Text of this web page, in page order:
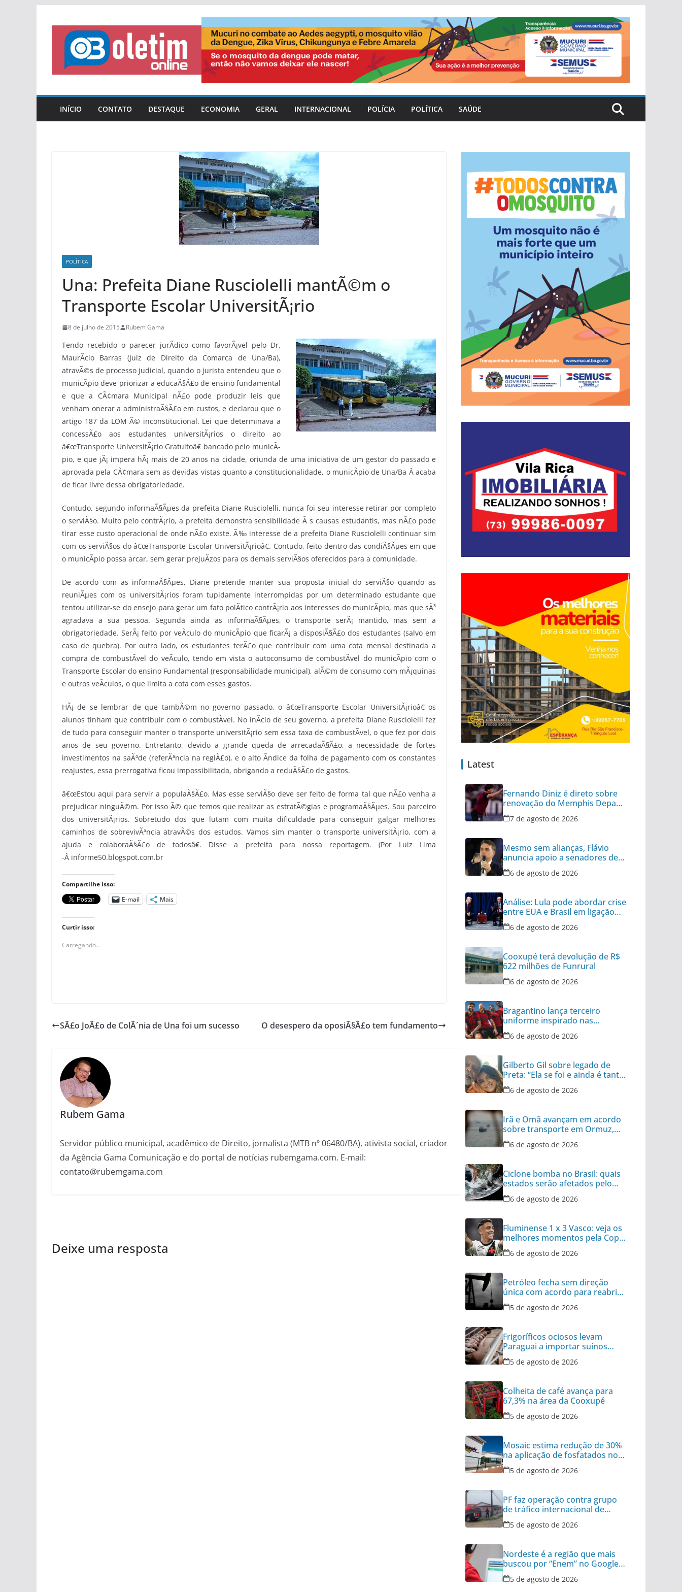
para
conteúdo
INÍCIO CONTATO DESTAQUE ECONOMIA GERAL INTERNACIONAL POLÍCIA POLÍTICA SAÚDE
POLÍ­TICA
Una: Prefeita Diane Rusciolelli mantÃ©m o
Transporte Escolar UniversitÃ¡rio
8 de julho de 2015 Rubem Gama
Tendo recebido o parecer jurÃ­dico como favorÃ¡vel pelo Dr.
MaurÃ­cio Barras (Juiz de Direito da Comarca de Una/Ba),
atravÃ©s de processo judicial, quando o jurista entendeu que o
municÃ­pio deve priorizar a educaÃ§Ã£o de ensino fundamental
e que a CÃ¢mara Municipal nÃ£o pode produzir leis que
venham onerar a administraÃ§Ã£o em custos, e declarou que o
artigo 187 da LOM Ã© inconstitucional. Lei que determinava a
concessÃ£o aos estudantes universitÃ¡rios o direito ao
â€œTransporte UniversitÃ¡rio Gratuitoâ€ bancado pelo municÃ­
pio, e que jÃ¡ impera hÃ¡ mais de 20 anos na cidade, oriunda de uma iniciativa de um gestor do passado e
aprovada pela CÃ¢mara sem as devidas vistas quanto a constitucionalidade, o municÃ­pio de Una/Ba Â acaba
de ficar livre dessa obrigatoriedade.
Contudo, segundo informaÃ§Ãµes da prefeita Diane Rusciolelli, nunca foi seu interesse retirar por completo
o serviÃ§o. Muito pelo contrÃ¡rio, a prefeita demonstra sensibilidade Ã s causas estudantis, mas nÃ£o pode
tirar esse custo operacional de onde nÃ£o existe. Ã‰ interesse de a prefeita Diane Rusciolelli continuar sim
com os serviÃ§os do â€œTransporte Escolar UniversitÃ¡rioâ€. Contudo, feito dentro das condiÃ§Ãµes em que
o municÃ­pio possa arcar, sem gerar prejuÃ­zos para os demais serviÃ§os oferecidos para a comunidade.
De acordo com as informaÃ§Ãµes, Diane pretende manter sua proposta inicial do serviÃ§o quando as
reuniÃµes com os universitÃ¡rios foram tupidamente interrompidas por um determinado estudante que
tentou utilizar-se do ensejo para gerar um fato polÃ­tico contrÃ¡rio aos interesses do municÃ­pio, mas que sÃ³
agradava a sua pessoa. Segunda ainda as informaÃ§Ãµes, o transporte serÃ¡ mantido, mas sem a
obrigatoriedade. SerÃ¡ feito por veÃ­culo do municÃ­pio que ficarÃ¡ a disposiÃ§Ã£o dos estudantes (salvo em
caso de quebra). Por outro lado, os estudantes terÃ£o que contribuir com uma cota mensal destinada a
compra de combustÃ­vel do veÃ­culo, tendo em vista o autoconsumo de combustÃ­vel do municÃ­pio com o
Transporte Escolar do ensino Fundamental (responsabilidade municipal), alÃ©m de consumo com mÃ¡quinas
e outros veÃ­culos, o que limita a cota com esses gastos.
HÃ¡ de se lembrar de que tambÃ©m no governo passado, o â€œTransporte Escolar UniversitÃ¡rioâ€ os
alunos tinham que contribuir com o combustÃ­vel. No inÃ­cio de seu governo, a prefeita Diane Rusciolelli fez
de tudo para conseguir manter o transporte universitÃ¡rio sem essa taxa de combustÃ­vel, o que fez por dois
anos de seu governo. Entretanto, devido a grande queda de arrecadaÃ§Ã£o, a necessidade de fortes
investimentos na saÃºde (referÃªncia na regiÃ£o), e o alto Ã­ndice da folha de pagamento com os constantes
reajustes, essa prerrogativa ficou impossibilitada, obrigando a reduÃ§Ã£o de gastos.
â€œEstou aqui para servir a populaÃ§Ã£o. Mas esse serviÃ§o deve ser feito de forma tal que nÃ£o venha a
prejudicar ninguÃ©m. Por isso Ã© que temos que realizar as estratÃ©gias e programaÃ§Ãµes. Sou parceiro
dos universitÃ¡rios. Sobretudo dos que lutam com muita dificuldade para conseguir galgar melhores
caminhos de sobrevivÃªncia atravÃ©s dos estudos. Vamos sim manter o transporte universitÃ¡rio, com a
ajuda e colaboraÃ§Ã£o de todosâ€. Disse a prefeita para nossa reportagem. (Por Luiz Lima
-Â informe50.blogspot.com.br
Compartilhe isso:
E-mail
Mais
Curtir isso:
Carregando...
SÃ£o JoÃ£o de ColÃ´nia de Una foi um sucesso O desespero da oposiÃ§Ã£o tem fundamento
Rubem Gama
Servidor público municipal, acadêmico de Direito, jornalista (MTB nº 06480/BA), ativista social, criador
da Agência Gama Comunicação e do portal de notícias rubemgama.com. E-mail:
contato@rubemgama.com
Deixe uma resposta
Latest
Fernando Diniz é direto sobre
renovação do Memphis Depay
com Corinthians
7 de agosto de 2026
Mesmo sem alianças, Flávio
anuncia apoio a senadores de
outros 8 partidos
6 de agosto de 2026
Análise: Lula pode abordar crise
entre EUA e Brasil em ligação
para Trump
6 de agosto de 2026
Cooxupé terá devolução de R$
622 milhões de Funrural
6 de agosto de 2026
Bragantino lança terceiro
uniforme inspirado nas
categorias de base
6 de agosto de 2026
Gilberto Gil sobre legado de
Preta: “Ela se foi e ainda é tanta
coisa”
6 de agosto de 2026
Irã e Omã avançam em acordo
sobre transporte em Ormuz,
diz autoridade
6 de agosto de 2026
Ciclone bomba no Brasil: quais
estados serão afetados pelo
fenômeno
6 de agosto de 2026
Fluminense 1 x 3 Vasco: veja os
melhores momentos pela Copa
do Brasil
6 de agosto de 2026
Petróleo fecha sem direção
única com acordo para reabrir
Ormuz no radar
5 de agosto de 2026
Frigoríficos ociosos levam
Paraguai a importar suínos
vivos do Brasil
5 de agosto de 2026
Colheita de café avança para
67,3% na área da Cooxupé
5 de agosto de 2026
Mosaic estima redução de 30%
na aplicação de fosfatados no
Brasil
5 de agosto de 2026
PF faz operação contra grupo
de tráfico internacional de
armas
5 de agosto de 2026
Nordeste é a região que mais
buscou por “Enem” no Google
no último ano
5 de agosto de 2026